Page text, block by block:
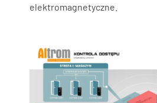
elektromagnetyczne.